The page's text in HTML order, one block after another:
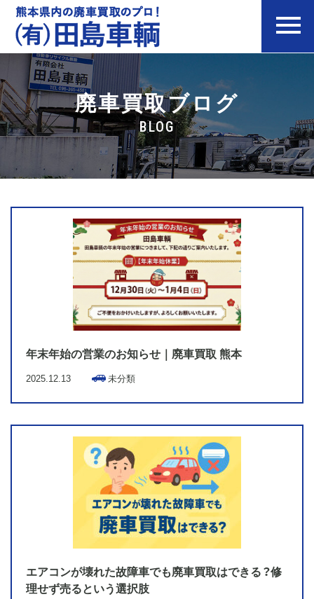
廃車買取ブログ
BLOG
年末年始の営業のお知らせ｜廃車買取 熊本
2025.12.13 未分類
エアコンが壊れた故障車でも廃車買取はできる？修
理せず売るという選択肢
廃車買取
買取実績
お客様の声
お知らせ&ブログ
法人のお客様へ
プライバシーポリシー
熊本県内の事故車・不動車の
廃車買取は田島車輌にお任せ下さい！
〒861-8043熊本市東区戸島西6-13-45
0120-393-181